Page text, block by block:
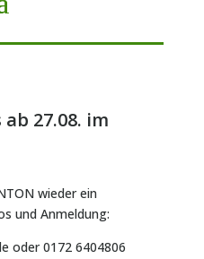
27.08. im
wieder ein
und Anmeldung:
oder 0172 6404806